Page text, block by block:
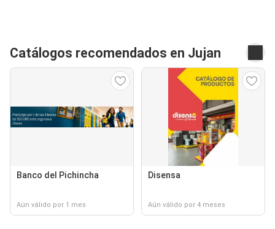
Catálogos recomendados en Jujan
Banco del Pichincha
Aún válido por 1 mes
Disensa
Aún válido por 4 meses